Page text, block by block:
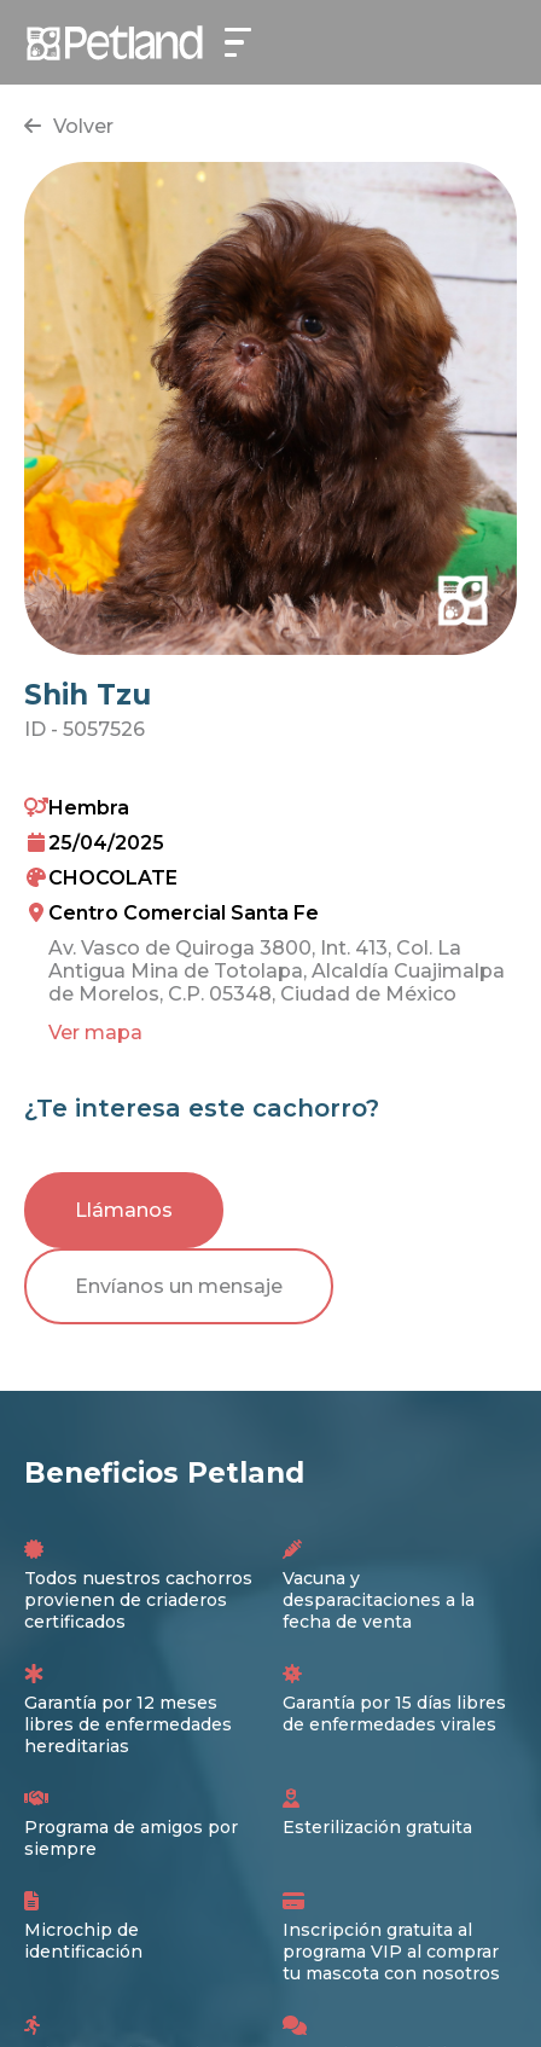
Volver
Shih Tzu
ID - 5057526
Hembra
25/04/2025
CHOCOLATE
Centro Comercial Santa Fe
Av. Vasco de Quiroga 3800, Int. 413, Col. La
Antigua Mina de Totolapa, Alcaldía Cuajimalpa
de Morelos, C.P. 05348, Ciudad de México
Ver mapa
¿Te interesa este cachorro?
Llámanos
Envíanos un mensaje
Beneficios Petland
Todos nuestros cachorros
provienen de criaderos
certificados
Vacuna y
desparacitaciones a la
fecha de venta
Garantía por 12 meses
libres de enfermedades
hereditarias
Garantía por 15 días libres
de enfermedades virales
Programa de amigos por
siempre
Esterilización gratuita
Microchip de
identificación
Inscripción gratuita al
programa VIP al comprar
tu mascota con nosotros